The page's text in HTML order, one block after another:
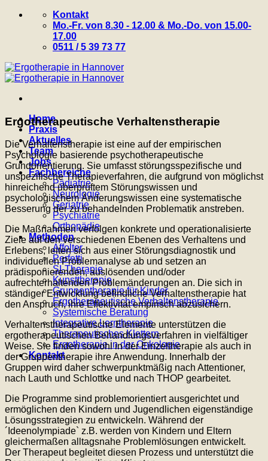
Zum
Kontakt
Mo.-Fr. von 8.30 - 12.00 & Mo.-Do. von 15.00-
17.00
0511 / 5 39 73 77
Home
Praxis
Aktuelles
Team
Jobs
Fachbereiche
Pädiatrie
Neurologie
Geriatrie
Psychiatrie
Orthopädie
Methoden
Affolter
Perfetti
SI-Therapie
Kunsttherapie
Gruppentherapie für Kinder
Ergotherapeutische Verhaltenstherapie
Systemische Beratung
Integrative Lerntherapie
Therapeutisches Klettern
Ergotherapie in der Onkologie
Kontakt
Ergotherapeutische Verhaltenstherapie
Die Verhaltenstherapie ist eine auf der empirischen
Psychologie basierende psychotherapeutische
Grundorientierung. Sie umfasst störungsspezifische und
unspezifische Therapieverfahren, die aufgrund von möglichst
hinreichend überprüftem Störungswissen und
psychologischem Änderungswissen eine systematische
Besserung der zu behandelnden Problematik anstreben.
Die Maßnahmen verfolgen konkrete und operationalisierte
Ziele auf den verschiedenen Ebenen des Verhaltens und
Erlebens, leiten sich aus einer Störungsdiagnostik und
individuellen Problemanalyse ab und setzen an
prädisponierenden, auslösenden und/oder
aufrechterhaltenden Problemänderungen an. Die sich in
ständiger Entwicklung befindliche Verhaltenstherapie hat
den Anspruch, ihre Effektivität empirisch abzusichern.
Verhaltenstherapeutische Elemente unterstützen die
ergotherapeutischen Behandlungsverfahren in vielfältiger
Weise. Sie finden sowohl in der Einzeltherapie als auch in
der Gruppentherapie ihre Anwendung. Innerhalb der
Gruppen wird daher schwerpunktmäßig nach Attentioner,
nach Lauth und Schlottke und nach THOP gearbeitet.
Die Programme sind problemorientiert ausgerichtet und
ermöglichen den Kindern und Jugendlichen eigenständige
Lösungsstrategien zu entwickeln. Während der
´Ideenolympiade` z.B. werden von Kindern und Eltern
gleichermaßen alltagsnahe Problemlösungen entwickelt.
Der Therapeut begleitet diesen Prozess und unterstützt die